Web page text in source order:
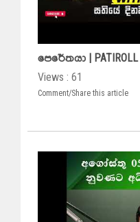
පෙරේතයා | PATIROLL
Views : 61
Comment/Share this article